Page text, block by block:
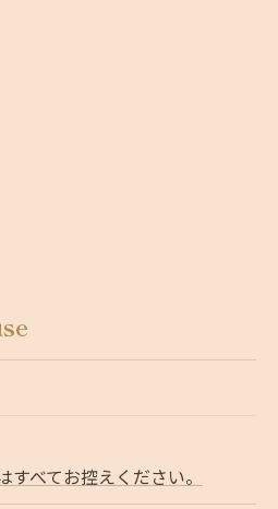
べてお控えください。